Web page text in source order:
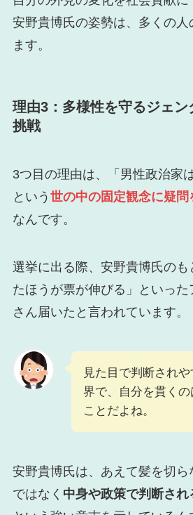
安野貴博氏の姿勢は、多くの人
ます。
理由3：多様性を守るジェ
挑戦
3つ目の理由は、「男性政治家
という 世の中の固定観念に疑
なんです。
選挙に出る際、安野貴博氏のも
たほうが票が伸びる」といった
さん届いたと言われています。
見た目で判断され
界で、自分を貫く
ことだよね。
安野貴博氏は、あえて髪を切ら
ではなく 中身や政策で判断さ